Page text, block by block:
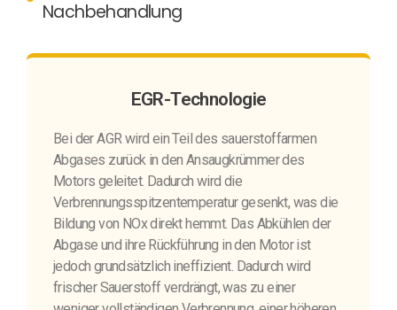
Nachbehandlung
EGR-Technologie
Bei der AGR wird ein Teil des sauerstoffarmen
Abgases zurück in den Ansaugkrümmer des
Motors geleitet. Dadurch wird die
Verbrennungsspitzentemperatur gesenkt, was die
Bildung von NOx direkt hemmt. Das Abkühlen der
Abgase und ihre Rückführung in den Motor ist
jedoch grundsätzlich ineffizient. Dadurch wird
frischer Sauerstoff verdrängt, was zu einer